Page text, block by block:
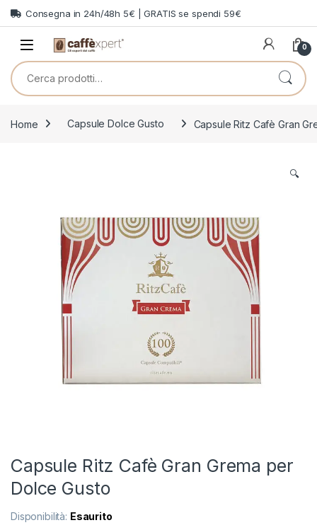
Skip to navigation
Skip to content
Consegna in 24h/48h 5€ | GRATIS se spendi 59€
0
Cerca:
Home Capsule Dolce Gusto Capsule Ritz Cafè Gran
🔍
Capsule Ritz Cafè Gran Grema per
Dolce Gusto
Disponibilità: Esaurito